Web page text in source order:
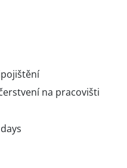
na pracovišti